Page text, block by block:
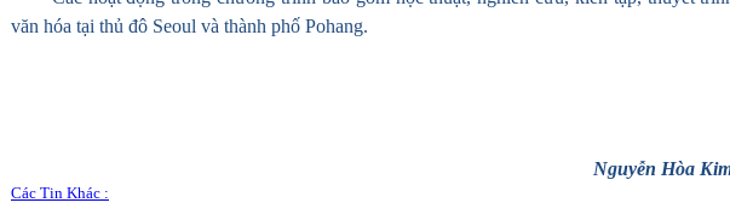
văn hóa tại thủ đô Seoul và thành phố Pohang.
Nguyễn Hòa
Các Tin Khác :